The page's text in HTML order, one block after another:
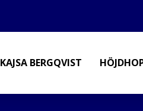
KAJSA BERGQVIST